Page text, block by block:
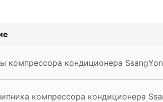
компрессора кондиционера
компрессора кондиционера